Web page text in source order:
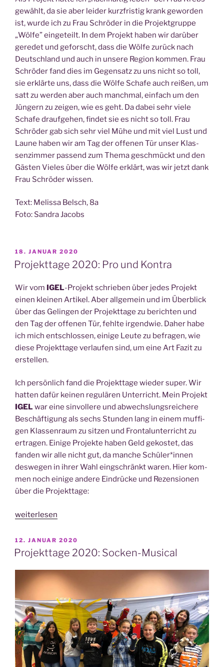
gewählt, da sie aber lei­der kurz­fris­tig krank gewor­den
ist, wur­de ich zu Frau Schrö­der in die Pro­jekt­grup­pe
„Wöl­fe” ein­ge­teilt. In dem Pro­jekt haben wir dar­über
gere­det und geforscht, dass die Wöl­fe zurück nach
Deutsch­land und auch in unse­re Regi­on kom­men. Frau
Schrö­der fand dies im Gegen­satz zu uns nicht so toll,
sie erklär­te uns, dass die Wöl­fe Scha­fe auch rei­ßen, um
satt zu wer­den aber auch manch­mal, ein­fach um den
Jün­gern zu zei­gen, wie es geht. Da dabei sehr vie­le
Scha­fe drauf­ge­hen, fin­det sie es nicht so toll. Frau
Schrö­der gab sich sehr viel Mühe und mit viel Lust und
Lau­ne haben wir am Tag der offe­nen Tür unser Klas­
sen­zim­mer pas­send zum The­ma geschmückt und den
Gäs­ten Vie­les über die Wöl­fe erklärt, was wir jetzt dank
Frau Schrö­der wissen.
Text: Melis­sa Belsch, 8a
Foto: San­dra Jacobs
VERÖFFENTLICHT
AM
18. JANUAR 2020
Projekttage 2020: Pro und Kontra
Wir vom IGEL-Pro­jekt schrie­ben über jedes Pro­jekt
einen klei­nen Arti­kel. Aber all­ge­mein und im Über­blick
über das Gelin­gen der Pro­jekt­ta­ge zu berich­ten und
den Tag der offe­nen Tür, fehl­te irgend­wie. Daher habe
ich mich ent­schlos­sen, eini­ge Leu­te zu befra­gen, wie
die­se Pro­jekt­ta­ge ver­lau­fen sind, um eine Art Fazit zu
erstellen.
Ich per­sön­lich fand die Pro­jekt­ta­ge wie­der super. Wir
hat­ten dafür kei­nen regu­lä­ren Unter­richt. Mein Pro­jekt
IGEL war eine sin­vol­le­re und abwechs­lungs­rei­che­re
Beschäf­ti­gung als sechs Stun­den lang in einem muf­fi­
gen Klas­sen­raum zu sit­zen und Fron­tal­un­ter­richt zu
ertra­gen. Eini­ge Pro­jek­te haben Geld gekos­tet, das
fan­den wir alle nicht gut, da man­che Schüler*innen
des­we­gen in ihrer Wahl eing­schränkt waren. Hier kom­
men noch eini­ge ande­re Ein­drü­cke und Rezen­sio­nen
über die Projekttage:
„Pro­
ta­
ge
und
Kon­
tra“
weiterlesen
VERÖFFENTLICHT
AM
12. JANUAR 2020
Projekttage 2020: Socken-Musical